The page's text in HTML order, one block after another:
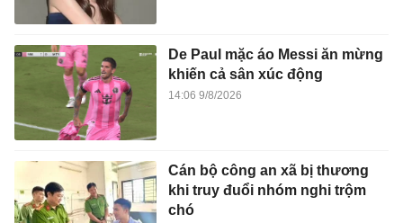
De Paul mặc áo Messi ăn mừng
khiến cả sân xúc động
14:06 9/8/2026
Cán bộ công an xã bị thương
khi truy đuổi nhóm nghi trộm
chó